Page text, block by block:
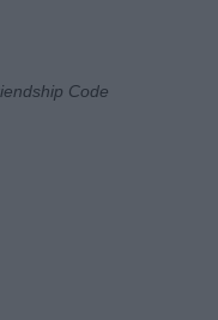
Code